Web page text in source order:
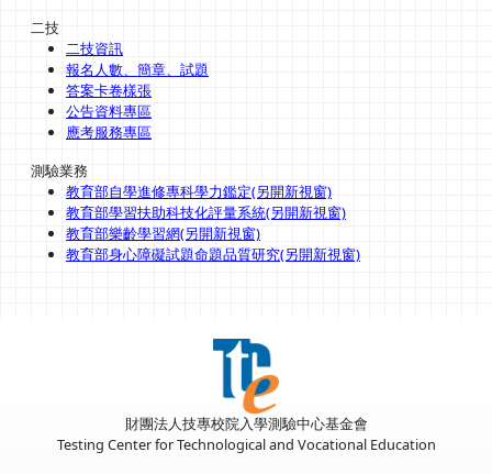
二技
二技資訊
報名人數、簡章、試題
答案卡卷樣張
公告資料專區
應考服務專區
測驗業務
教育部自學進修專科學力鑑定(另開新視窗)
教育部學習扶助科技化評量系統(另開新視窗)
教育部樂齡學習網(另開新視窗)
教育部身心障礙試題命題品質研究(另開新視窗)
財團法人技專校院入學測驗中心基金會
Testing Center for Technological and Vocational Education